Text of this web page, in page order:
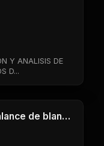
Y ANALISIS DE
D...
1 Clases
Esquemas de iluminación y balance de blancos _ Primer Webinar año 2021